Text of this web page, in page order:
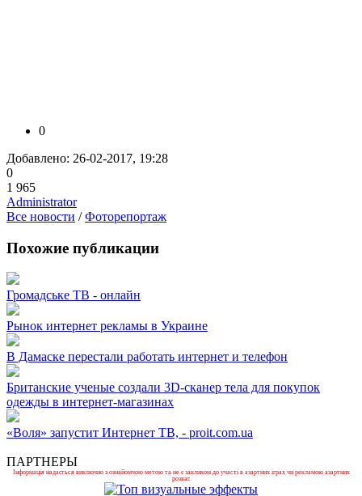
0
Добавлено: 26-02-2017, 19:28
0
1 965
Administrator
Все новости /Фоторепортаж
Похожие публикации
Громадське ТВ - онлайн
Рынок интернет рекламы в Украине
В Дамаске перестали работать интернет и телефон
Британские ученые создали 3D-сканер тела для покупок
одежды в интернет-магазинах
«Воля» запустит Интернет ТВ, - proit.com.ua
ПАРТНЕРЫ
Інформація надається виключно з ознайомчою метою та не є закликом до участі в азартних іграх чи рекламою азартних
розваг.